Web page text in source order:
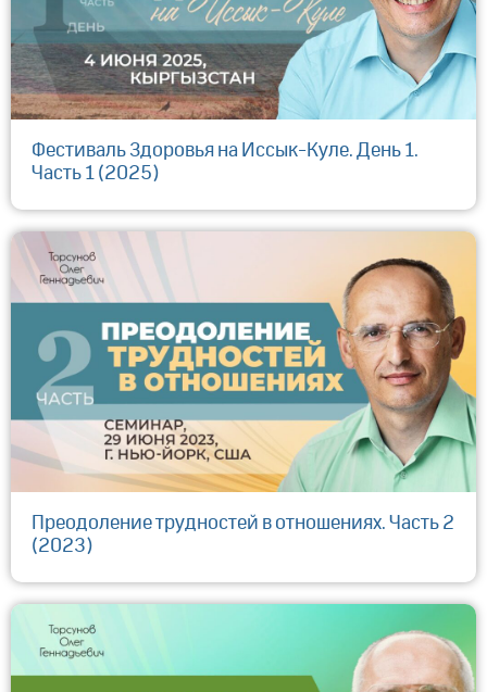
Фестиваль Здоровья на Иссык-Куле. День 1.
Часть 1 (2025)
Преодоление трудностей в отношениях. Часть 2
(2023)